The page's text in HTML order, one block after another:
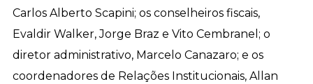
Carlos Alberto Scapini; os conselheiros fiscais,
Evaldir Walker, Jorge Braz e Vito Cembranel; o
diretor administrativo, Marcelo Canazaro; e os
coordenadores de Relações Institucionais, Allan